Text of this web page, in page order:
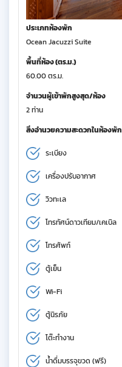
ประเภทห้องพัก
Ocean Jacuzzi Suite
พื้นที่ห้อง (ตร.ม.)
60.00 ตร.ม.
จำนวนผู้เข้าพักสูงสุด/ห้อง
2 ท่าน
สิ่งอำนวยความสะดวกในห้องพัก
ระเบียง
เครื่องปรับอากาศ
วิวทะเล
โทรทัศน์ดาวเทียม/เคเบิล
โทรศัพท์
ตู้เย็น
Wi-Fi
ตู้นิรภัย
โต๊ะทำงาน
น้ำดื่มบรรจุขวด (ฟรี)